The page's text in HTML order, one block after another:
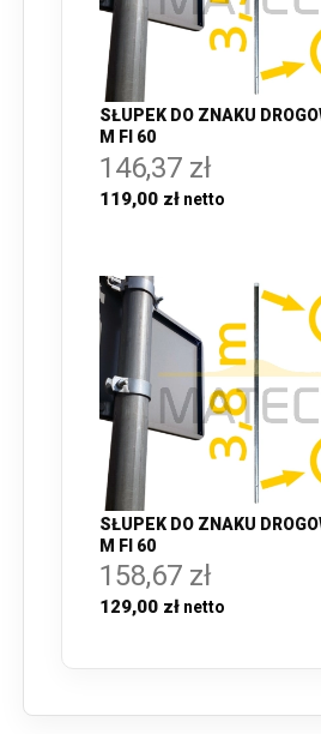
SŁUPEK DO ZNAKU
M FI 60
146,37 zł
119,00 zł
SŁUPEK DO ZNAKU
M FI 60
158,67 zł
129,00 zł